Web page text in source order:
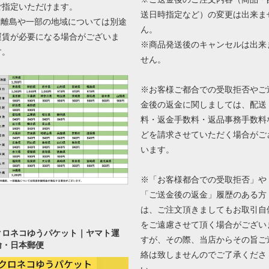
定いただけます。
島や一部の地域については別途
賃が必要になる場合がございま
ロネコゆうパケット｜ヤマト運
・日本郵便
送日時指定など）の変更は出来ま
ん。
※商品発送後のキャンセルは出来
せん。
※お客様ご都合での受取拒否やご
金後の返金に関しましては、配送
料・返金手数料・返品事務手数料
どを請求させていただく場合がご
います。
※「お客様都合での受取拒否」や
「ご送金後の返金」履歴のある方
は、ご注文頂きましてもお取引自
をご遠慮させて頂く場合がござい
すが、その際、当店からその旨ご
絡は致しませんのでご了承くださ